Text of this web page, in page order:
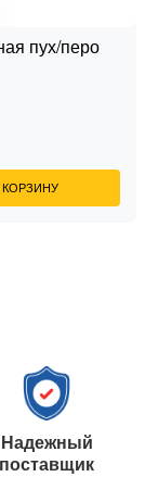
пух/перо
КОРЗИНУ
Надежный
поставщик